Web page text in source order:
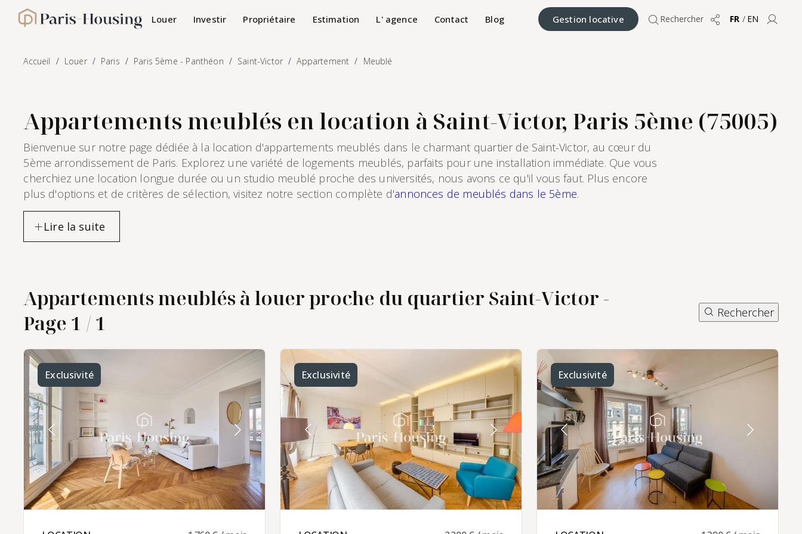
Paris-Housing - Accueil Louer Investir Propriétaire Estimation L' agence Contact Blog Gestion locative Rechercher Partager
FR / EN
Accueil Louer Paris Paris 5ème - Panthéon Saint-Victor Appartement Meublé
Appartements meublés en location à Saint-Victor, Paris 5ème (75005)
Bienvenue sur notre page dédiée à la location d'appartements meublés dans le charmant quartier de Saint-Victor, au cœur du
5ème arrondissement de Paris. Explorez une variété de logements meublés, parfaits pour une installation immédiate. Que vous
cherchiez une location longue durée ou un studio meublé proche des universités, nous avons ce qu'il vous faut. Plus encore
plus d'options et de critères de sélection, visitez notre section complète d'annonces de meublés dans le 5ème.
Appartements meublés à louer proche du quartier Saint-Victor -
Page 1 / 1
Rechercher
Exclusivité Exclusivité Exclusivité
Panneau de gestion des cookies